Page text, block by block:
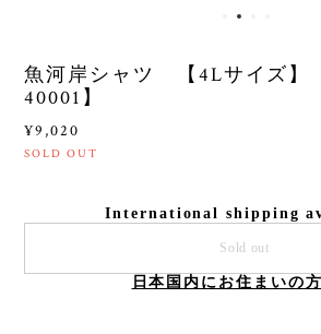
魚河岸シャツ 【4Lサイズ】
40001】
¥9,020
SOLD OUT
International shipping
Sold out
日本国内にお住まいの